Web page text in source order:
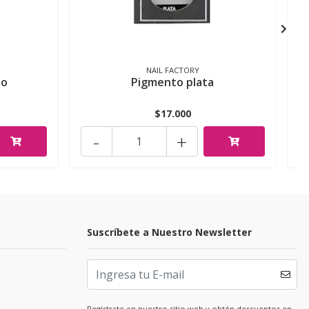
NAIL FACTORY
Pigmento plata
$17.000
+
-
Suscríbete a Nuestro Newsletter